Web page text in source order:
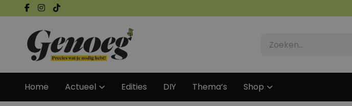
Home Actueel Edities DIY Thema’s Shop